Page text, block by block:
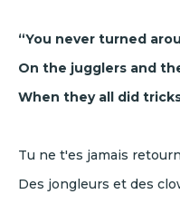
“You never turned
On the jugglers and
When they all did
Tu ne t'es jamais
Des jongleurs et des